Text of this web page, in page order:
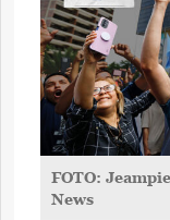
FOTO:
News